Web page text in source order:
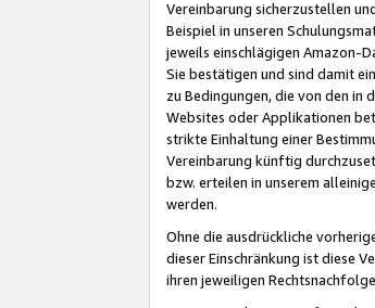
Vereinbarung sicherzustellen
Beispiel in unseren
jeweils einschlägigen Amazon-
Sie bestätigen und sind damit
zu Bedingungen, die von den
Websites oder Applikationen
strikte Einhaltung einer
Vereinbarung künftig
bzw. erteilen in unserem
werden.
Ohne die ausdrückliche
dieser Einschränkung ist diese
ihren jeweiligen